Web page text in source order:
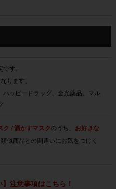
す。
ります。
ハッピードラッグ、金光薬品、マル
ク / 酒かすマスクのうち、 お好きな
似商品との間違いにお気をつけく
】注意事項はこちら！